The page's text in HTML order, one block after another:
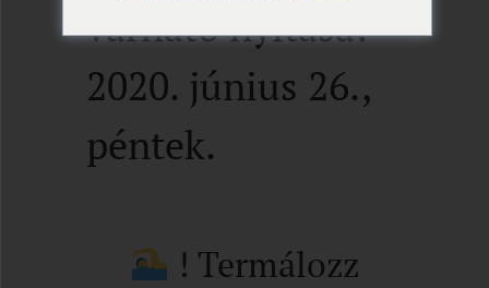
várható nyitása:
2020. június 26.,
péntek.
! Termálozz